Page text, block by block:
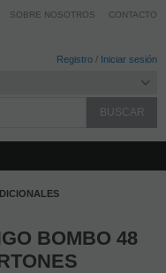
Registro / Iniciar sesión
SOBRE NOSOTROS CONTACTO
BOMBO 48